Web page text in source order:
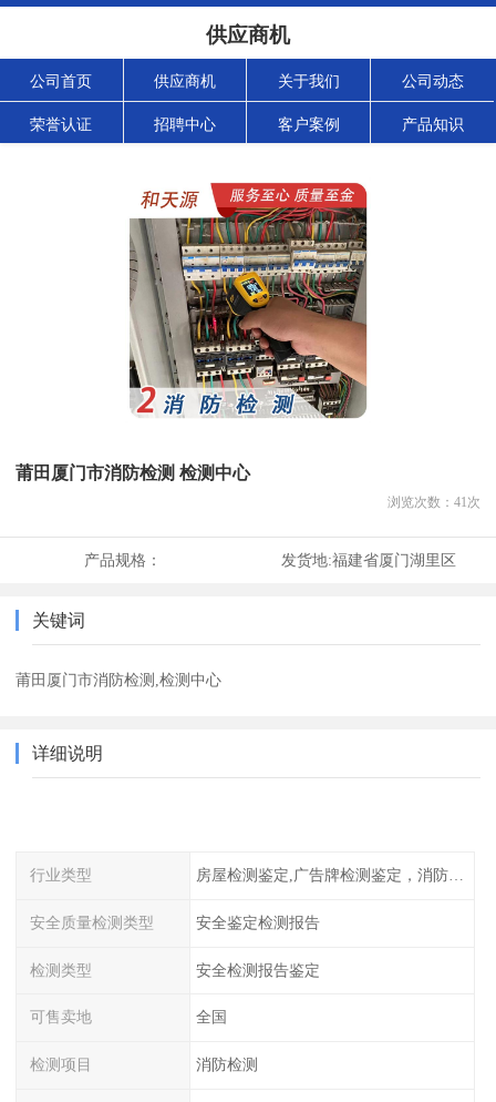
供应商机
公司首页 供应商机 关于我们 公司动态
荣誉认证 招聘中心 客户案例 产品知识
莆田厦门市消防检测 检测中心
浏览次数： 41次
产品规格： 发货地:福建省厦门湖里区
关键词
莆田厦门市消防检测,检测中心
详细说明
行业类型 房屋检测鉴定,广告牌检测鉴定，消防检测
安全质量检测类型 安全鉴定检测报告
检测类型 安全检测报告鉴定
可售卖地 全国
检测项目 消防检测